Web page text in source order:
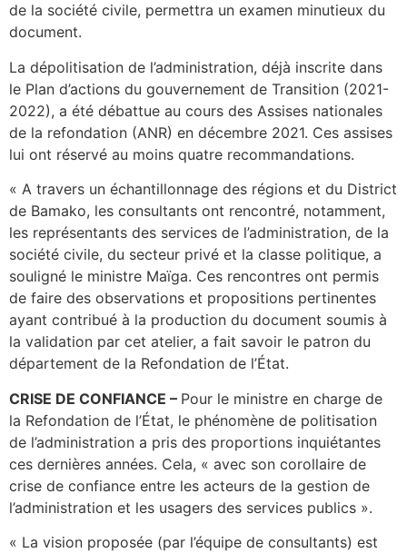
de la société civile, permettra un examen minutieux du
document.
La dépolitisation de l’administration, déjà inscrite dans
le Plan d’actions du gouvernement de Transition (2021-
2022), a été débattue au cours des Assises nationales
de la refondation (ANR) en décembre 2021. Ces assises
lui ont réservé au moins quatre recommandations.
« A travers un échantillonnage des régions et du District
de Bamako, les consultants ont rencontré, notamment,
les représentants des services de l’administration, de la
société civile, du secteur privé et la classe politique, a
souligné le ministre Maïga. Ces rencontres ont permis
de faire des observations et propositions pertinentes
ayant contribué à la production du document soumis à
la validation par cet atelier, a fait savoir le patron du
département de la Refondation de l’État.
CRISE DE CONFIANCE – Pour le ministre en charge de
la Refondation de l’État, le phénomène de politisation
de l’administration a pris des proportions inquiétantes
ces dernières années. Cela, « avec son corollaire de
crise de confiance entre les acteurs de la gestion de
l’administration et les usagers des services publics ».
« La vision proposée (par l’équipe de consultants) est